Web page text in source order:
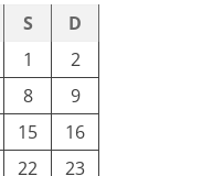
S
D
1
2
8
9
15
16
22 23